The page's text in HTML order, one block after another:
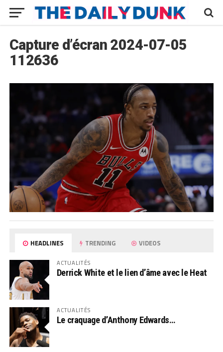
Capture d’écran 2024-07-05
112636
HEADLINES TRENDING VIDEOS
ACTUALITÉS
Derrick White et le lien d’âme avec le Heat
ACTUALITÉS
Le craquage d’Anthony Edwards…